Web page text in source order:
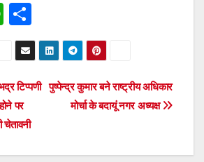
W
h
at
s
A
p
p
h
ar
e पुष्पेन्द्र कुमार बने राष्ट्रीय अधिकार
मोर्चा के बदायूं नगर अध्यक्ष
टिप्पणी
पर